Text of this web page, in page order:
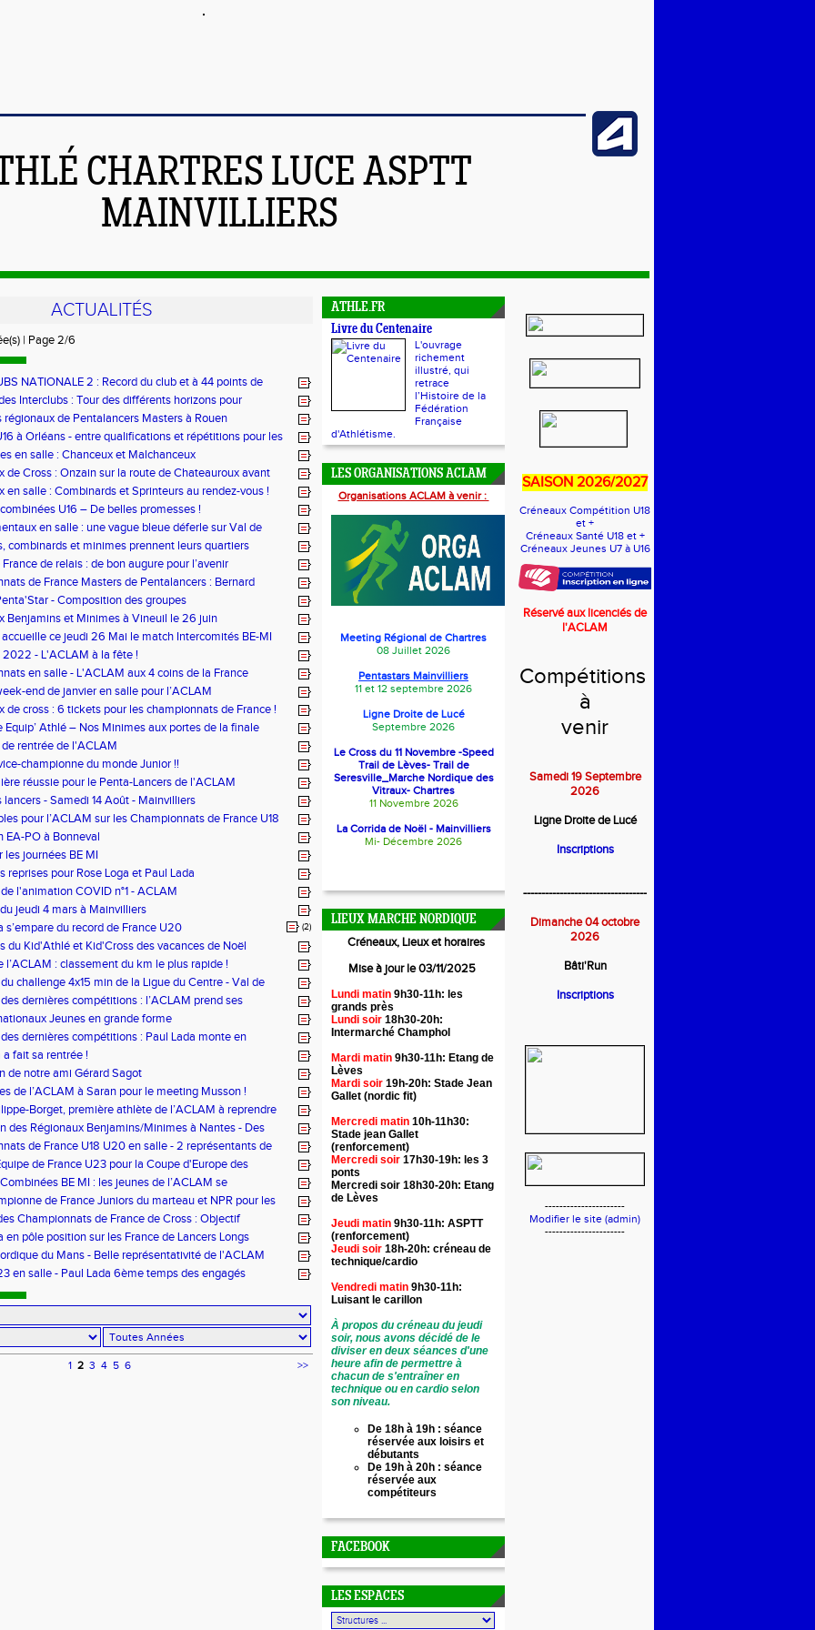
CHARTRES LUCE ASPTT
MAINVILLIERS
ACTUALITÉS
| Page 2/6
NATIONALE 2 : Record du club et à 44 points de
Interclubs : Tour des différents horizons pour
régionaux de Pentalancers Masters à Rouen
à Orléans - entre qualifications et répétitions pour les
en salle : Chanceux et Malchanceux
de Cross : Onzain sur la route de Chateauroux avant
en salle : Combinards et Sprinteurs au rendez-vous !
U16 – De belles promesses !
en salle : une vague bleue déferle sur Val de
combinards et minimes prennent leurs quartiers
de Reuilde relais : de bon augure pour l’avenir
de France Masters de Pentalancers : Bernard
argent !- Composition des groupes
Benjamins et Minimes à Vineuil le 26 juin
ce jeudi 26 Mai le match Intercomités BE-MI
2022 - L'ACLAM à la fête !
en salle - L'ACLAM aux 4 coins de la France
end de janvier en salle pour l’ACLAM
de cross : 6 tickets pour les championnats de France !
Equip’ Athlé – Nos Minimes aux portes de la finale
rentrée de l'ACLAM
championne du monde Junior !!
réussie pour le Penta-Lancers de l'ACLAM
lancers - Samedi 14 Août - Mainvilliers
pour l’ACLAM sur les Championnats de France U18
EA-PO à Bonneval
les journées BE MI
reprises pour Rose Loga et Paul Lada
l'animation COVID n°1 - ACLAM
jeudi 4 mars à Mainvilliers
s’empare du record de France U20 (2)
du Kid'Athlé et Kid'Cross des vacances de Noël
l’ACLAM : classement du km le plus rapide !
challenge 4x15 min de la Ligue du Centre - Val de
dernières compétitions : l’ACLAM prend ses
les régions frontalières.
Jeunes en grande forme
dernières compétitions : Paul Lada monte en
!a fait sa rentrée !
de notre ami Gérard Sagot
de l’ACLAM à Saran pour le meeting Musson !
Borget, première athlète de l’ACLAM à reprendre
!
des Régionaux Benjamins/Minimes à Nantes - Des
Cross à Montauban-Du Semi Marathon 10km et 5km à
de France U18 U20 en salle - 2 représentants de
de France U23 pour la Coupe d'Europe des
BE MI : les jeunes de l’ACLAM se
de France Juniors du marteau et NPR pour les
du monde U20 !
Championnats de France de Cross : Objectif
!
en pôle position sur les France de Lancers Longs
du Mans - Belle représentativité de l'ACLAM
en salle - Paul Lada 6ème temps des engagés
1 2 3 4 5 6 >>
ATHLE.FR
Livre du Centenaire
L'ouvrage
richement
illustré, qui
retrace
l’Histoire de la
Fédération
Française
d'Athlétisme.
LES ORGANISATIONS ACLAM
Organisations ACLAM à venir :
Meeting Régional de Chartres
08 Juillet 2026
Pentastars Mainvilliers
11 et 12 septembre 2026
Ligne Droite de Lucé
Septembre 2026
Le Cross du 11 Novembre -Speed
Trail de Lèves- Trail de
Seresville_Marche Nordique des
Vitraux- Chartres
11 Novembre 2026
La Corrida de Noël - Mainvilliers
Mi- Décembre 2026
LIEUX MARCHE NORDIQUE
Créneaux, Lieux et horaires
Mise à jour le 03/11/2025
Lundi matin 9h30-11h: les
grands près
Lundi soir 18h30-20h:
Intermarché Champhol
Mardi matin 9h30-11h: Etang de
Lèves
Mardi soir 19h-20h: Stade Jean
Gallet (nordic fit)
Mercredi matin 10h-11h30:
Stade jean Gallet
(renforcement)
Mercredi soir 17h30-19h: les 3
ponts
Mercredi soir 18h30-20h: Etang
de Lèves
Jeudi matin 9h30-11h: ASPTT
(renforcement)
Jeudi soir 18h-20h: créneau de
technique/cardio
Vendredi matin 9h30-11h:
Luisant le carillon
À propos du créneau du jeudi
soir, nous avons décidé de le
diviser en deux séances d'une
heure afin de permettre à
chacun de s'entraîner en
technique ou en cardio selon
son niveau.
De 18h à 19h : séance
réservée aux loisirs et
débutants
De 19h à 20h : séance
réservée aux
compétiteurs
FACEBOOK
LES ESPACES
SAISON 2026/2027
Créneaux Compétition U18
et +
Créneaux Santé U18 et +
Créneaux Jeunes U7 à U16
Réservé aux licenciés de
l'ACLAM
Compétitions
à
venir
Samedi 19 Septembre
2026
Ligne Droite de Lucé
Inscriptions
----------------------------------
Dimanche 04 octobre
2026
Bâti'Run
Inscriptions
----------------------
Modifier le site (admin)
----------------------